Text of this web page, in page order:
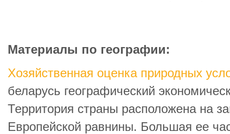
Материалы по географии:
Хозяйственная оценка природных
беларусь географический
Территория страны расположена на
Европейской равнины. Большая ее